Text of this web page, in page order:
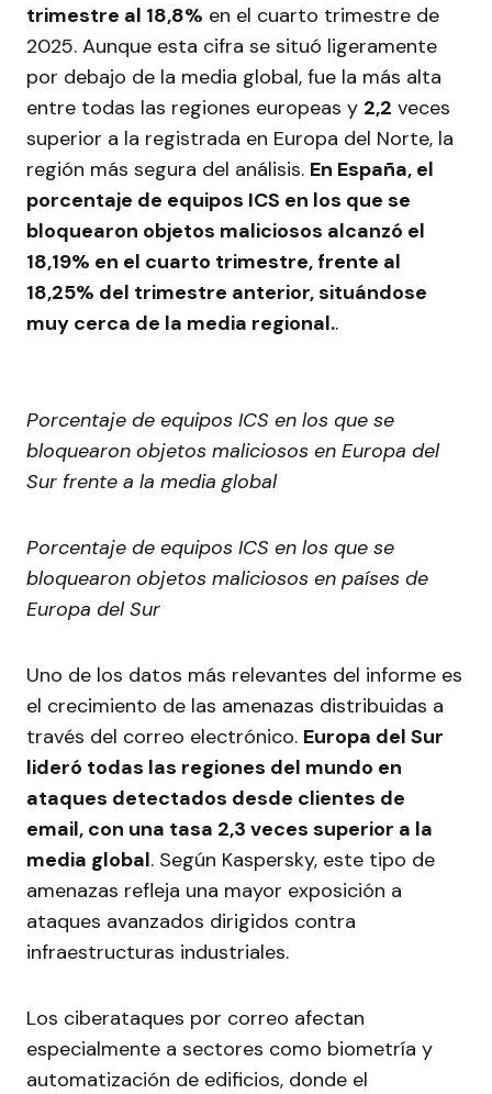
trimestre al 18,8% en el cuarto trimestre de
2025. Aunque esta cifra se situó ligeramente
por debajo de la media global, fue la más alta
entre todas las regiones europeas y 2,2 veces
superior a la registrada en Europa del Norte, la
región más segura del análisis. En España, el
porcentaje de equipos ICS en los que se
bloquearon objetos maliciosos alcanzó el
18,19% en el cuarto trimestre, frente al
18,25% del trimestre anterior, situándose
muy cerca de la media regional..
Porcentaje de equipos ICS en los que se
bloquearon objetos maliciosos en Europa del
Sur frente a la media global
Porcentaje de equipos ICS en los que se
bloquearon objetos maliciosos en países de
Europa del Sur
Uno de los datos más relevantes del informe es
el crecimiento de las amenazas distribuidas a
través del correo electrónico. Europa del Sur
lideró todas las regiones del mundo en
ataques detectados desde clientes de
email, con una tasa 2,3 veces superior a la
media global. Según Kaspersky, este tipo de
amenazas refleja una mayor exposición a
ataques avanzados dirigidos contra
infraestructuras industriales.
Los ciberataques por correo afectan
especialmente a sectores como biometría y
automatización de edificios, donde el